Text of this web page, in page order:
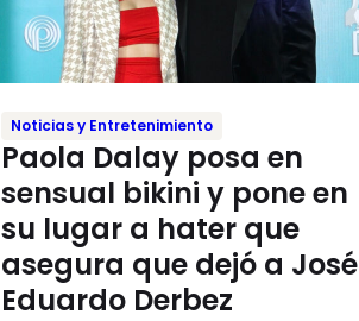
Noticias y Entretenimiento
Paola Dalay posa en
sensual bikini y pone en
su lugar a hater que
asegura que dejó a José
Eduardo Derbez